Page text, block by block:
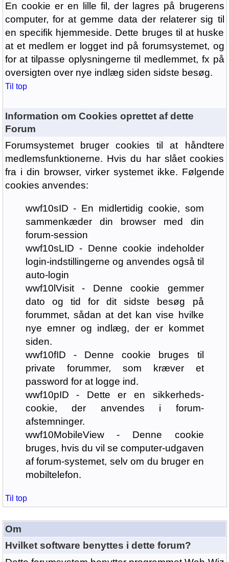
En cookie er en lille fil, der lagres på brugerens
computer, for at gemme data der relaterer sig til
en specifik hjemmeside. Dette bruges til at huske
at et medlem er logget ind på forumsystemet, og
for at tilpasse oplysningerne til medlemmet, fx på
oversigten over nye indlæg siden sidste besøg.
Til top
Information om Cookies oprettet af dette
Forum
Forumsystemet bruger cookies til at håndtere
medlemsfunktionerne. Hvis du har slået cookies
fra i din browser, virker systemet ikke. Følgende
cookies anvendes:
wwf10sID - En midlertidig cookie, som
sammenkæder din browser med din
forum-session
wwf10sLID - Denne cookie indeholder
login-indstillingerne og anvendes også til
auto-login
wwf10lVisit - Denne cookie gemmer
dato og tid for dit sidste besøg på
forummet, sådan at det kan vise hvilke
nye emner og indlæg, der er kommet
siden.
wwf10fID - Denne cookie bruges til
private forummer, som kræver et
password for at logge ind.
wwf10pID - Dette er en sikkerheds-
cookie, der anvendes i forum-
afstemninger.
wwf10MobileView - Denne cookie
bruges, hvis du vil se computer-udgaven
af forum-systemet, selv om du bruger en
mobiltelefon.
Til top
Om
Hvilket software benyttes i dette forum?